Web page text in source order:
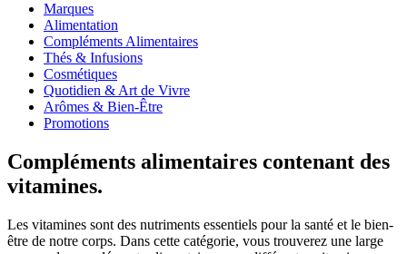
Marques
Alimentation
Compléments Alimentaires
Thés & Infusions
Cosmétiques
Quotidien & Art de Vivre
Arômes & Bien-Être
Promotions
Compléments alimentaires contenant des
vitamines.
Les vitamines sont des nutriments essentiels pour la santé et le bien-
être de notre corps. Dans cette catégorie, vous trouverez une large